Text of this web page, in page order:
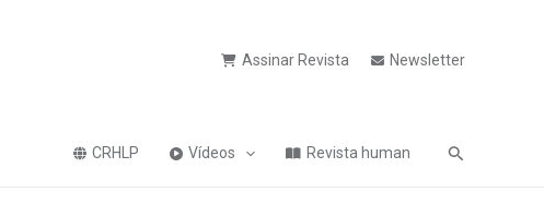
Assinar Revista Newsletter
CRHLP Vídeos Revista human Pesquisa